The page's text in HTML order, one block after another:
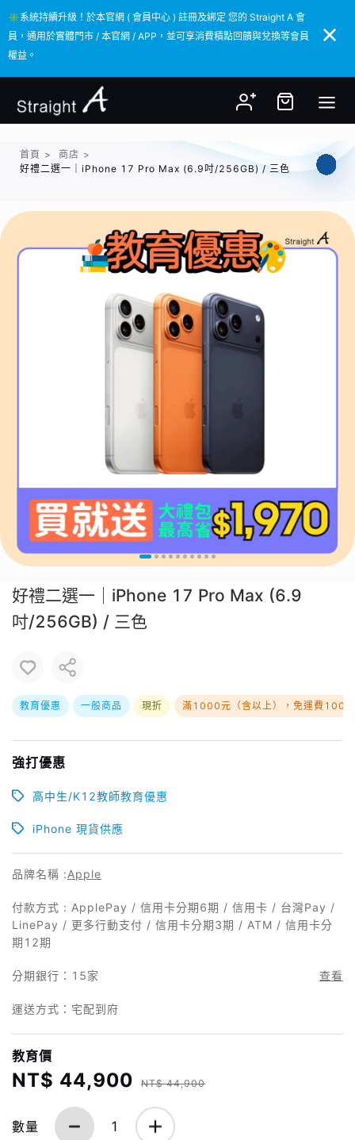
✳️系統持續升級！於本官網 ( 會員中心 ) 註冊及綁定 您的 Straight A 會
員，通用於實體門市 / 本官網 / APP，並可享消費積點回饋與兌換等會員
權益。
✳️系統持續升級！於本官網 ( 會員中心 ) 註冊及綁定 您的 Straight A 會
員，通用於實體門市 / 本官網 / APP，並可享消費積點回饋與兌換等會員
權益。
首頁 > 商店 >
好禮二選一｜iPhone 17 Pro Max (6.9吋/256GB) / 三色
好禮二選一｜iPhone 17 Pro Max (6.9
吋/256GB) / 三色
教育優惠 一般商品 現折 滿1000元（含以上），免運費100元
強打優惠
高中生/K12教師教育優惠
iPhone 現貨供應
品牌名稱 :Apple
付款方式 : ApplePay / 信用卡分期6期 / 信用卡 / 台灣Pay /
LinePay / 更多行動支付 / 信用卡分期3期 / ATM / 信用卡分
期12期
分期銀行： 15家 查看
運送方式：宅配到府
教育價
NT$ 44,900 NT$ 44,900
數量 1